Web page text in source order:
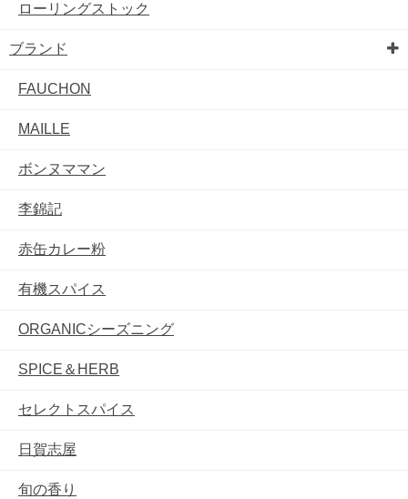
ローリングストック
ブランド
FAUCHON
MAILLE
ボンヌママン
李錦記
赤缶カレー粉
有機スパイス
ORGANICシーズニング
SPICE＆HERB
セレクトスパイス
日賀志屋
旬の香り